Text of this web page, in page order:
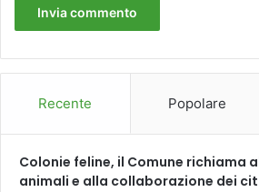
a
n
e
Recente Popolare
Colonie feline, il Comune richiama
animali e alla collaborazione dei